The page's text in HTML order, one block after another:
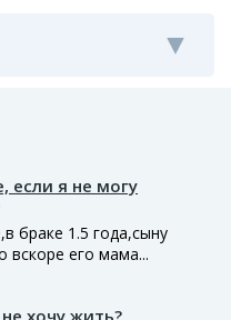
я не могу
браке 1.5 года,сыну
вскоре его мама...